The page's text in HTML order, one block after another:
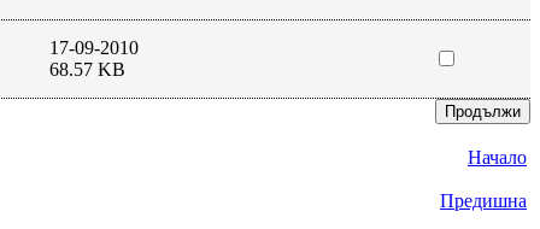
17-09-2010
68.57 KB
Начало
Предишна